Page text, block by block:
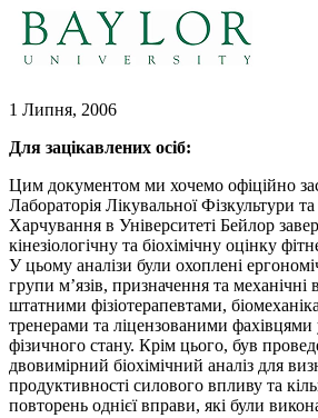
1 Липня, 2006
Для зацікавлених осіб:
Цим документом ми хочемо офіційно
Лабораторія Лікувальної Фізкультури
Харчування в Університеті Бейлор
кінезіологічну та біохімічну оцінку
У цьому аналізи були охоплені
групи м’язів, призначення та механічні
штатними фізіотерапевтами,
тренерами та ліцензованими
фізичного стану. Крім цього, був
двовимірний біохімічний аналіз для
продуктивності силового впливу та
повторень однієї вправи, які були